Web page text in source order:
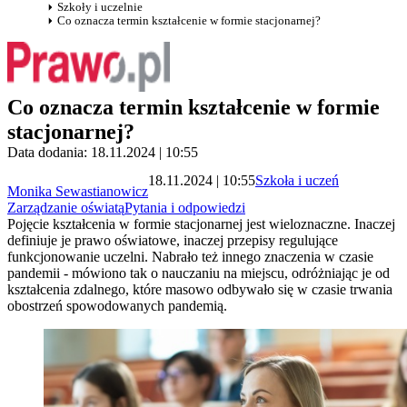
Szkoły i uczelnie
Co oznacza termin kształcenie w formie stacjonarnej?
Co oznacza termin kształcenie w formie
stacjonarnej?
Data dodania: 18.11.2024 | 10:55
Monika Sewastianowicz
18.11.2024 | 10:55Szkoła i uczeń
Zarządzanie oświatąPytania i odpowiedzi
Pojęcie kształcenia w formie stacjonarnej jest wieloznaczne. Inaczej
definiuje je prawo oświatowe, inaczej przepisy regulujące
funkcjonowanie uczelni. Nabrało też innego znaczenia w czasie
pandemii - mówiono tak o nauczaniu na miejscu, odróżniając je od
kształcenia zdalnego, które masowo odbywało się w czasie trwania
obostrzeń spowodowanych pandemią.